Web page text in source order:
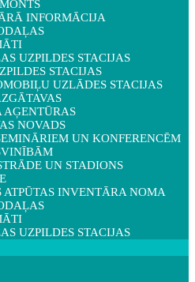
INFORMĀCIJA
UZPILDES STACIJAS
STACIJAS
UZLĀDES STACIJAS
AĢENTŪRAS
NOVADS
UN KONFERENCĒM
UN STADIONS
INVENTĀRA NOMA
UZPILDES STACIJAS